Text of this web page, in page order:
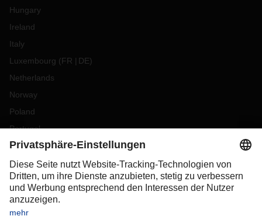
Hungary
Ireland
Italy
Luxembourg (FR DE)
Netherlands
Norway
Poland
Portugal
Romania
Slovakia
Spain
Sweden
Switzerland